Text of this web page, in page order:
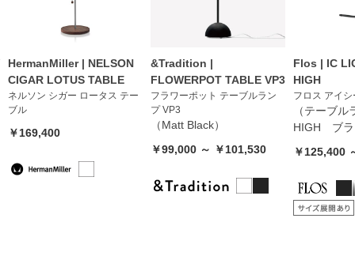
HermanMiller | NELSON
CIGAR LOTUS TABLE
ネルソン シガー ロータス テー
ブル
￥169,400
&Tradition |
FLOWERPOT TABLE VP3
フラワーポット テーブルラン
プ VP3
（Matt Black）
￥99,000 ～ ￥101,530
Flos | IC
HIGH
フロス アイ
（テーブル
HIGH ブラ
￥125,400